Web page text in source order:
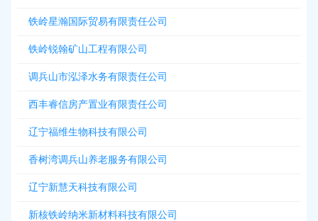
铁岭星瀚国际贸易有限责任公司
铁岭锐翰矿山工程有限公司
调兵山市泓泽水务有限责任公司
西丰睿信房产置业有限责任公司
辽宁福维生物科技有限公司
香树湾调兵山养老服务有限公司
辽宁新慧天科技有限公司
新核铁岭纳米新材料科技有限公司